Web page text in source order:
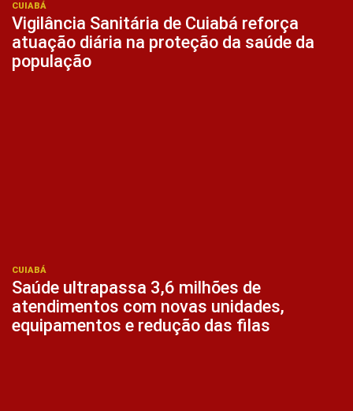
CUIABÁ
Vigilância Sanitária de Cuiabá reforça
atuação diária na proteção da saúde da
população
CUIABÁ
Saúde ultrapassa 3,6 milhões de
atendimentos com novas unidades,
equipamentos e redução das filas